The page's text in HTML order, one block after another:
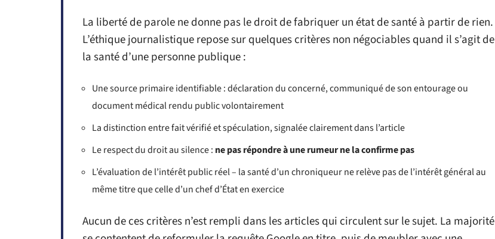
La liberté de parole ne donne pas le droit de fabriquer un état de santé à partir de rien.
L’éthique journalistique repose sur quelques critères non négociables quand il s’agit de
la santé d’une personne publique :
Une source primaire identifiable : déclaration du concerné, communiqué de son entourage ou
document médical rendu public volontairement
La distinction entre fait vérifié et spéculation, signalée clairement dans l’article
Le respect du droit au silence : ne pas répondre à une rumeur ne la confirme pas
L’évaluation de l’intérêt public réel – la santé d’un chroniqueur ne relève pas de l’intérêt général au
même titre que celle d’un chef d’État en exercice
Aucun de ces critères n’est rempli dans les articles qui circulent sur le sujet. La majorité